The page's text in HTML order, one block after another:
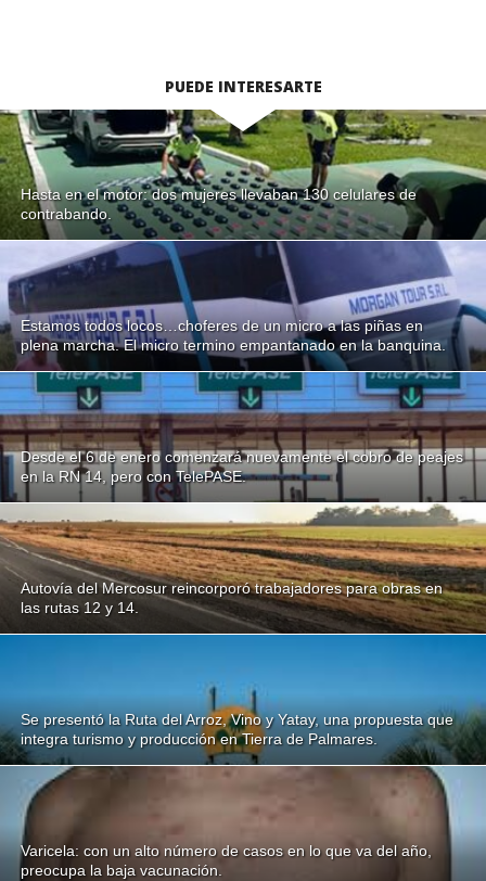
PUEDE INTERESARTE
Hasta en el motor: dos mujeres llevaban 130 celulares de
contrabando.
Estamos todos locos…choferes de un micro a las piñas en
plena marcha. El micro termino empantanado en la banquina.
Desde el 6 de enero comenzará nuevamente el cobro de peajes
en la RN 14, pero con TelePASE.
Autovía del Mercosur reincorporó trabajadores para obras en
las rutas 12 y 14.
Se presentó la Ruta del Arroz, Vino y Yatay, una propuesta que
integra turismo y producción en Tierra de Palmares.
Varicela: con un alto número de casos en lo que va del año,
preocupa la baja vacunación.